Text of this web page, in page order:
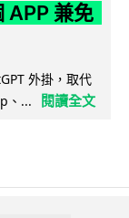
APP 兼免
外掛，取代
、...
閱讀全文